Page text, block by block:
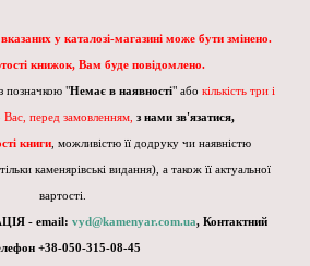
у каталозі-магазині може бути змінено.
книжок, Вам буде повідомлено.
позначкою "Немає в наявності" або кількість три і
перед замовленням, з нами зв'язатися,
книги , можливістю її додруку чи наявністю
каменярівські видання), а також її актуальної
вартості.
- email: vyd@kamenyar.com.ua, Контактний
+38-050-315-08-45